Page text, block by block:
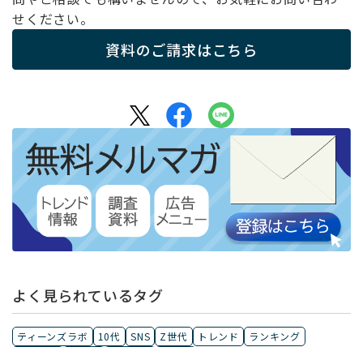
せください。
資料のご請求はこちら
よく見られているタグ
ティーンズラボ 10代 SNS Z世代 トレンド
ランキング